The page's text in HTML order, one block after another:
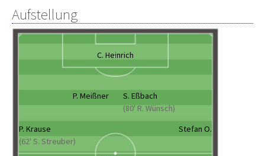
Aufstellung
C. Heinrich
P. Meißner
S. Eßbach
(80' R. Wünsch)
P. Krause
(62' S. Streuber)
Stefan O.